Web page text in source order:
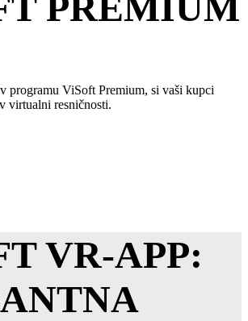
programu ViSoft Premium, si vaši kupci
virtualni resničnosti.
VR-APP: